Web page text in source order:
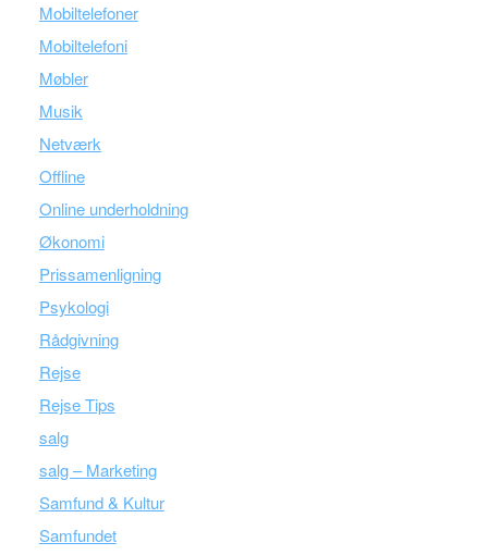
Mobiltelefoner
Mobiltelefoni
Møbler
Musik
Netværk
Offline
Online underholdning
Økonomi
Prissamenligning
Psykologi
Rådgivning
Rejse
Rejse Tips
salg
salg – Marketing
Samfund & Kultur
Samfundet